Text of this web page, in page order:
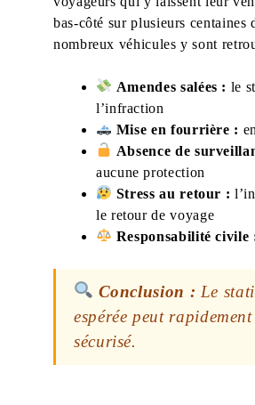
bas-côté sur plusieurs centaines
nombreux véhicules y sont
Amendes salées : le
l’infraction
Mise en fourrière :
Absence de
aucune protection
Stress au retour :
le retour de voyage
Responsabilité civile
Conclusion : Le
espérée peut
sécurisé.